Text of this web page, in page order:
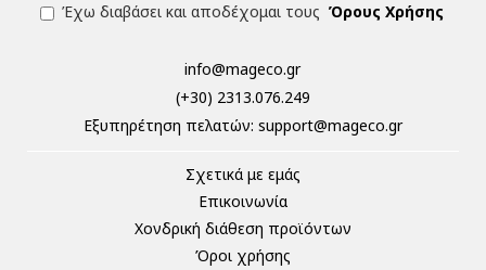
Έχω διαβάσει και αποδέχομαι τους Όρους Χρήσης
info@mageco.gr
(+30) 2313.076.249
Eξυπηρέτηση πελατών: support@mageco.gr
Σχετικά με εμάς
Επικοινωνία
Χονδρική διάθεση προϊόντων
Όροι χρήσης